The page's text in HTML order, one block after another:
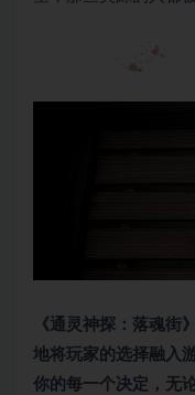
《通灵神探：落魂街
地将玩家的选择融入
你的每一个决定，无